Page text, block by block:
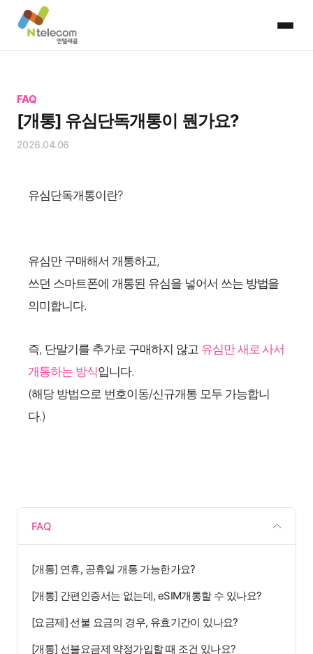
FAQ
[개통] 유심단독개통이 뭔가요?
2026.04.06
유심단독개통이란?
유심만 구매해서 개통하고,
쓰던 스마트폰에 개통된 유심을 넣어서 쓰는 방법을
의미합니다.
즉, 단말기를 추가로 구매하지 않고 유심만 새로 사서
개통하는 방식입니다.
(해당 방법으로 번호이동/신규개통 모두 가능합니
다.)
FAQ
[개통] 연휴, 공휴일 개통 가능한가요?
[개통] 간편인증서는 없는데, eSIM개통할 수 있나요?
[요금제] 선불 요금의 경우, 유효기간이 있나요?
[개통] 선불요금제 약정가입할 때 조건 있나요?